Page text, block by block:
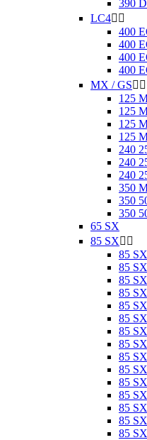
390
LC4 
400
400
400
400
MX / GS 
125
125
125
125
240
240
240
350
350
350
65 SX
85 SX 
85
85
85
85
85
85
85
85
85
85
85
85
85
85
85